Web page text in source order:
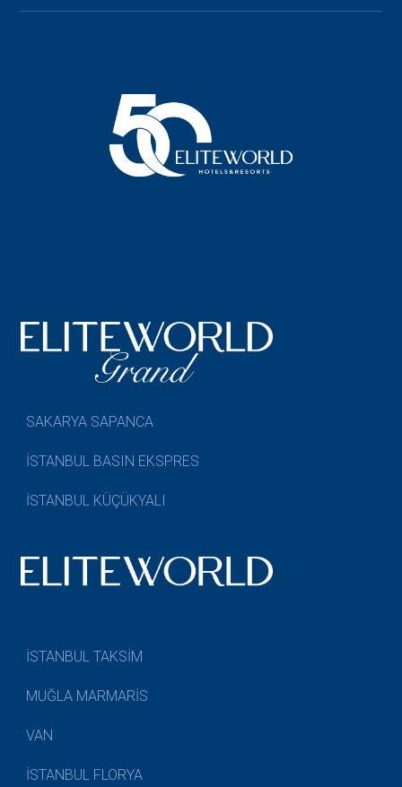
SAKARYA SAPANCA
İSTANBUL BASIN EKSPRES
İSTANBUL KÜÇÜKYALI
İSTANBUL TAKSİM
MUĞLA MARMARİS
VAN
İSTANBUL FLORYA